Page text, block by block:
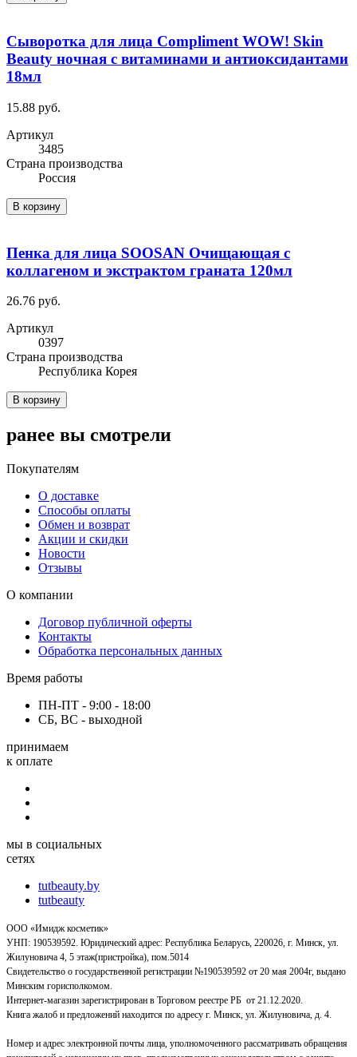
Сыворотка для лица Compliment WOW! Skin
Beauty ночная с витаминами и антиоксидантами
18мл
15.88 руб.
Артикул
3485
Cтрана производства
Россия
В корзину
Пенка для лица SOOSAN Очищающая с
коллагеном и экстрактом граната 120мл
26.76 руб.
Артикул
0397
Cтрана производства
Республика Корея
В корзину
ранее вы смотрели
Покупателям
О доставке
Способы оплаты
Обмен и возврат
Акции и скидки
Новости
Отзывы
О компании
Договор публичной оферты
Контакты
Обработка персональных данных
Время работы
ПН-ПТ - 9:00 - 18:00
СБ, ВС - выходной
принимаем
к оплате
мы в социальных
сетях
tutbeauty.by
tutbeauty
ООО «Имидж косметик»
УНП: 190539592. Юридический адрес: Республика Беларусь, 220026, г. Минск, ул.
Жилуновича 4, 5 этаж(пристройка), пом.5014
Свидетельство о государственной регистрации №190539592 от 20 мая 2004г, выдано
Минским горисполкомом.
Интернет-магазин зарегистрирован в Торговом реестре РБ от 21.12.2020.
Книга жалоб и предложений находится по адресу г. Минск, ул. Жилуновича, д. 4.
Номер и адрес электронной почты лица, уполномоченного рассматривать обращения